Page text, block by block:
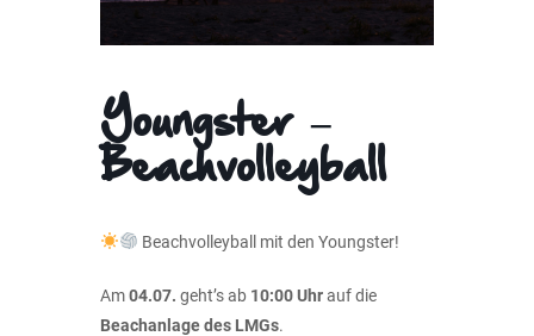
Youngster –
Beachvolleyball
Beachvolleyball mit den Youngster!
Am04.07. geht’s ab 10:00 Uhrauf die
Beachanlage des LMGs.